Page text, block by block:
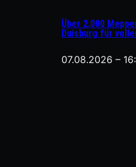
Über 2.000
Duisburg für
07.08.2026 –